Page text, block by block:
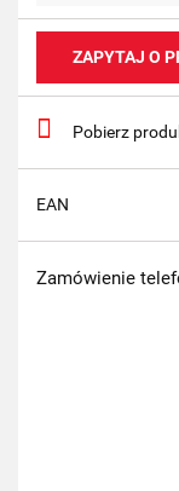
ZAPYTAJ O
Pobierz
EAN
Zamówienie